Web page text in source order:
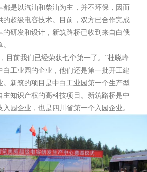
都是以汽油和柴油为主，并不环保，因而
的超级电容技术。目前，双方已合作完成
的研发和设计，新筑路桥已收到来自白俄
目前我们已经荣获七个第一了。”杜晓峰
白工业园的企业，他们还是第一批开工建
。新筑的项目是中白工业园第一个生产型
主知识产权的高科技项目。新筑路桥是中
园企业，也是四川省第一个入园企业。